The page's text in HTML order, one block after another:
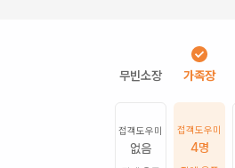
접객도우미
없음
접객도우미
4명